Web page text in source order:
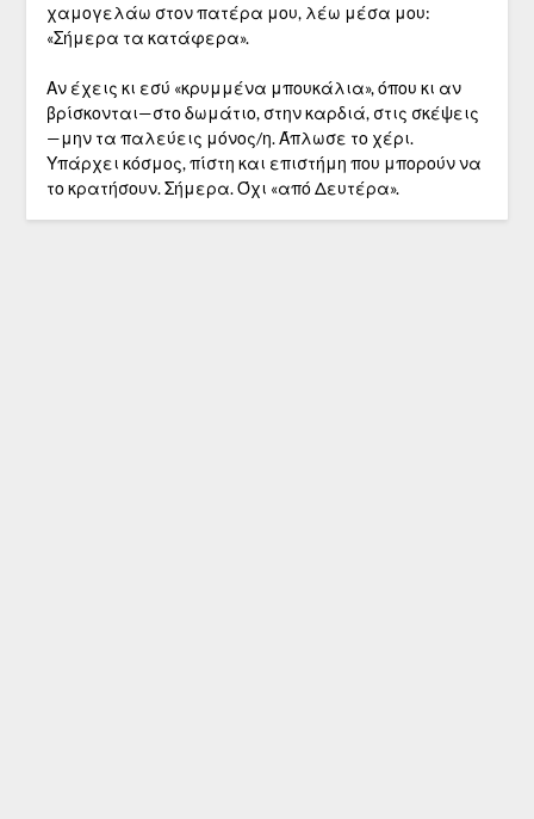
χαμογελάω στον πατέρα μου, λέω μέσα μου:
«Σήμερα τα κατάφερα».
Αν έχεις κι εσύ «κρυμμένα μπουκάλια», όπου κι αν
βρίσκονται—στο δωμάτιο, στην καρδιά, στις σκέψεις
—μην τα παλεύεις μόνος/η. Άπλωσε το χέρι.
Υπάρχει κόσμος, πίστη και επιστήμη που μπορούν να
το κρατήσουν. Σήμερα. Όχι «από Δευτέρα».